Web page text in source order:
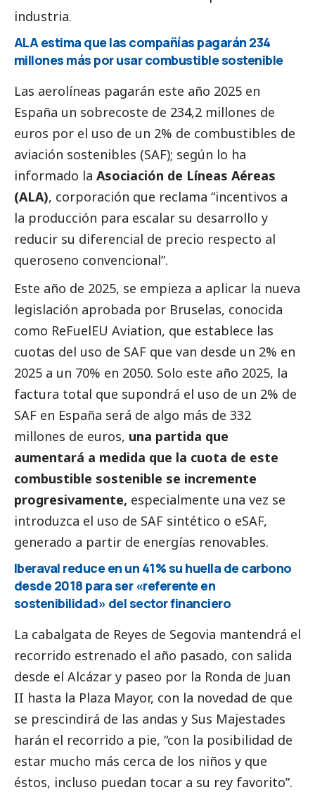
industria.
ALA estima que las compañías pagarán 234
millones más por usar combustible sostenible
Las aerolíneas pagarán este año 2025 en
España un sobrecoste de 234,2 millones de
euros por el uso de un 2% de combustibles de
aviación sostenibles (SAF); según lo ha
informado la Asociación de Líneas Aéreas
(ALA), corporación que reclama “incentivos a
la producción para escalar su desarrollo y
reducir su diferencial de precio respecto al
queroseno convencional”.
Este año de 2025, se empieza a aplicar la nueva
legislación aprobada por Bruselas, conocida
como ReFuelEU Aviation, que establece las
cuotas del uso de SAF que van desde un 2% en
2025 a un 70% en 2050. Solo este año 2025, la
factura total que supondrá el uso de un 2% de
SAF en España será de algo más de 332
millones de euros, una partida que
aumentará a medida que la cuota de este
combustible sostenible se incremente
progresivamente, especialmente una vez se
introduzca el uso de SAF sintético o eSAF,
generado a partir de energías renovables.
Iberaval reduce en un 41% su huella de carbono
desde 2018 para ser «referente en
sostenibilidad» del sector financiero
La cabalgata de Reyes de Segovia mantendrá el
recorrido estrenado el año pasado, con salida
desde el Alcázar y paseo por la Ronda de Juan
II hasta la Plaza Mayor, con la novedad de que
se prescindirá de las andas y Sus Majestades
harán el recorrido a pie, “con la posibilidad de
estar mucho más cerca de los niños y que
éstos, incluso puedan tocar a su rey favorito”.